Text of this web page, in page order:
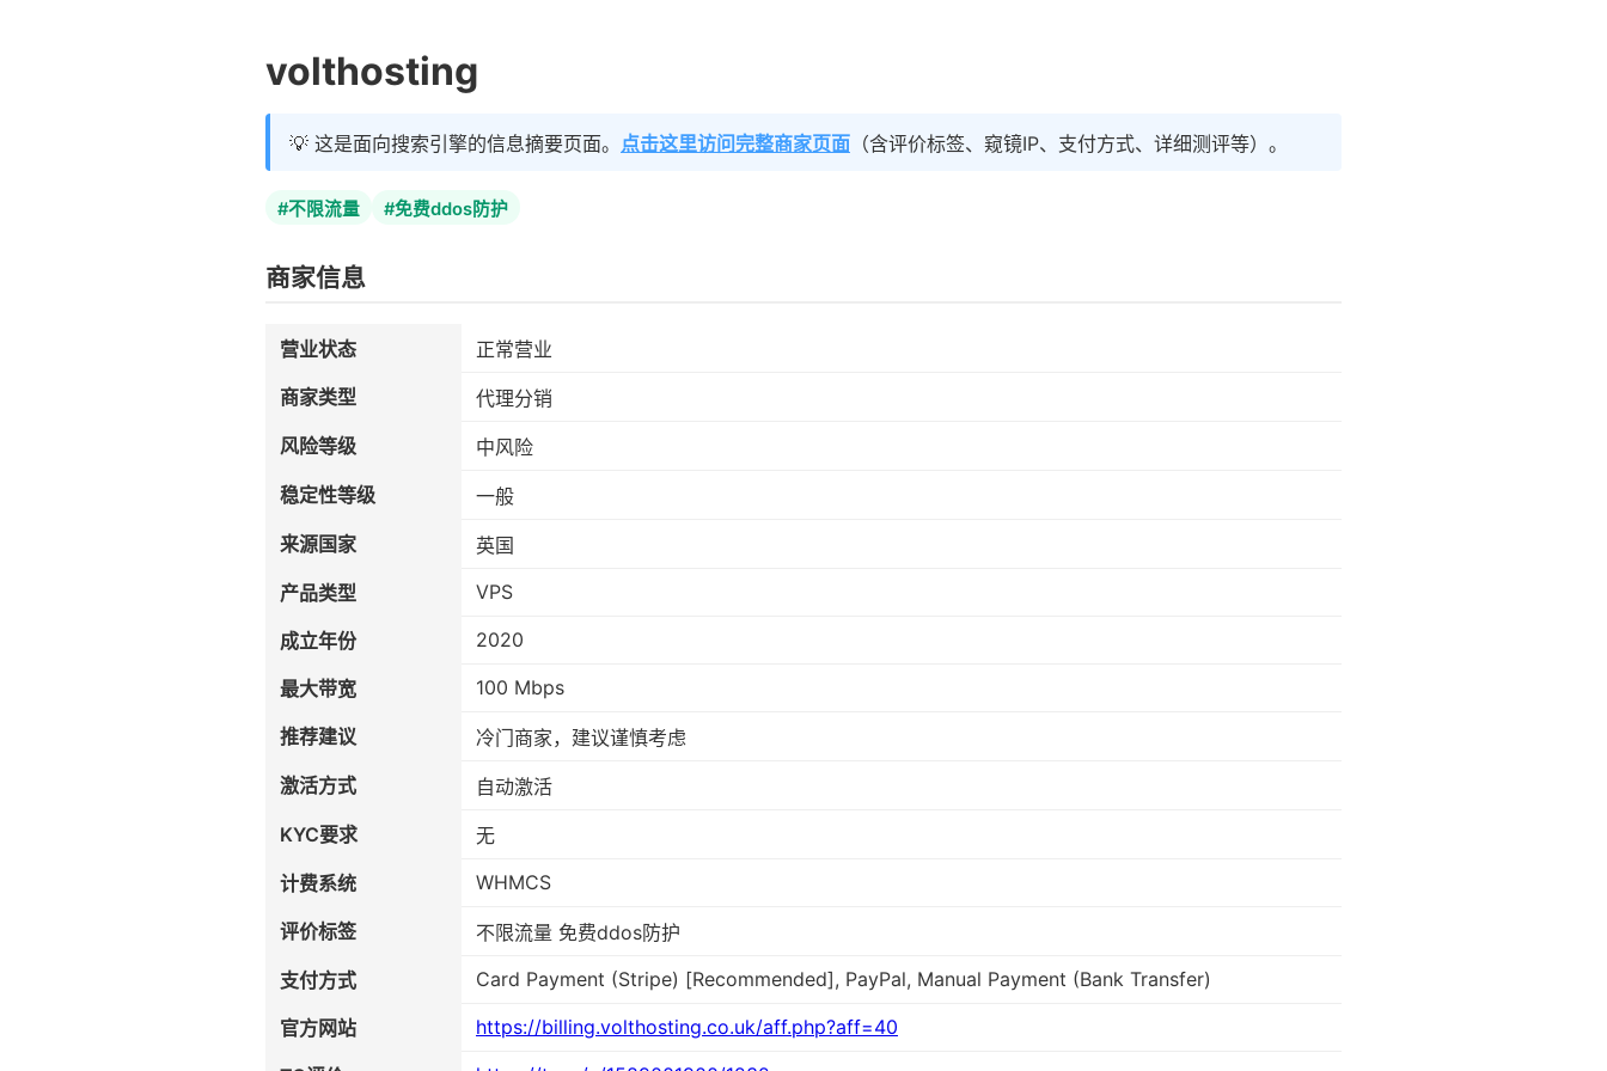
volthosting
💡 这是面向搜索引擎的信息摘要页面。 点击这里访问完整商家页面 （含评价标签、窥镜IP、支付方式、详细测评等）。
#不限流量 #免费ddos防护
商家信息
营业状态
正常营业
商家类型
代理分销
风险等级
中风险
稳定性等级
一般
来源国家
英国
产品类型
VPS
成立年份 2020
最大带宽 100 Mbps
推荐建议
冷门商家，建议谨慎考虑
激活方式
自动激活
KYC要求
无
计费系统
WHMCS
评价标签
不限流量 免费ddos防护
支付方式
Card Payment (Stripe) [Recommended], PayPal, Manual Payment (Bank Transfer)
官方网站 https://billing.volthosting.co.uk/aff.php?aff=40